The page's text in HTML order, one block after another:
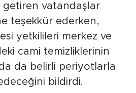
getiren vatandaşlar
teşekkür ederken,
yetkilileri merkez ve
cami temizliklerinin
da belirli periyotlarla
bildirdi.